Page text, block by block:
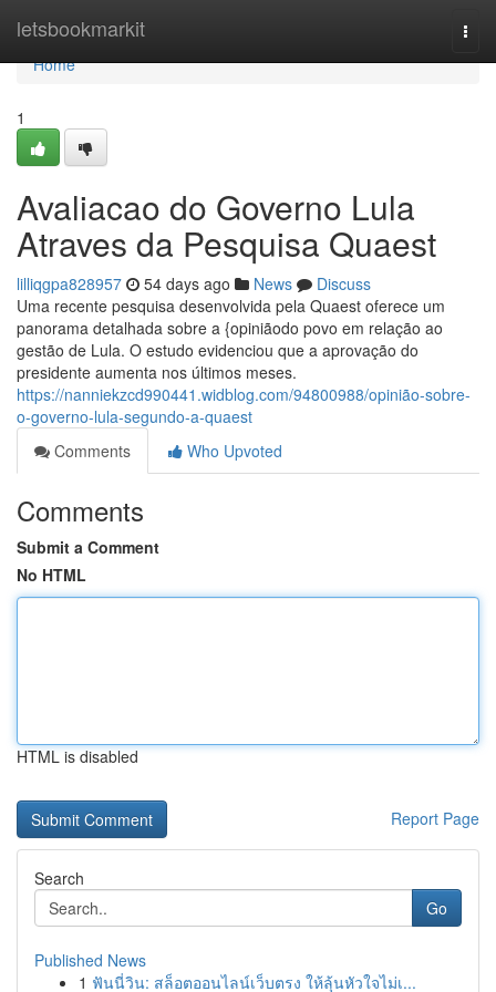
letsbookmarkit
Home
Home
1
Avaliacao do Governo Lula
Atraves da Pesquisa Quaest
lilliqgpa828957 54 days ago News
Discuss
Uma recente pesquisa desenvolvida pela Quaest oferece um
panorama detalhada sobre a {opiniãodo povo em relação ao
gestão de Lula. O estudo evidenciou que a aprovação do
presidente aumenta nos últimos meses.
https://nanniekzcd990441.widblog.com/94800988/opinião-sobre-
o-governo-lula-segundo-a-quaest
Comments
Who Upvoted
Comments
Submit a Comment
No HTML
HTML is disabled
Report Page
Search
Go
Published News
1 ฟันนี่วิน: สล็อตออนไลน์เว็บตรง ให้ลุ้นหัวใจไม่เ...